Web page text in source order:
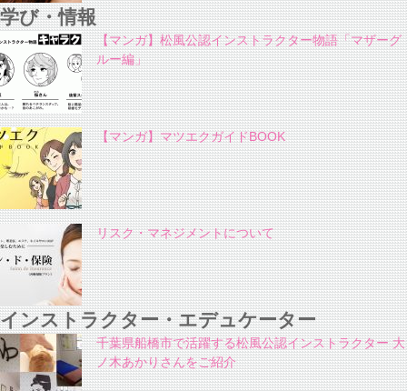
学び・情報
【マンガ】松風公認インストラクター物語「マザーグ
ルー編」
【マンガ】マツエクガイドBOOK
リスク・マネジメントについて
インストラクター・エデュケーター
千葉県船橋市で活躍する松風公認インストラクター 大
ノ木あかりさんをご紹介